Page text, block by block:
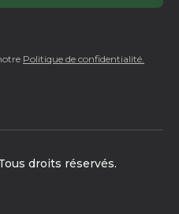
Politique de confidentialité.
droits réservés.